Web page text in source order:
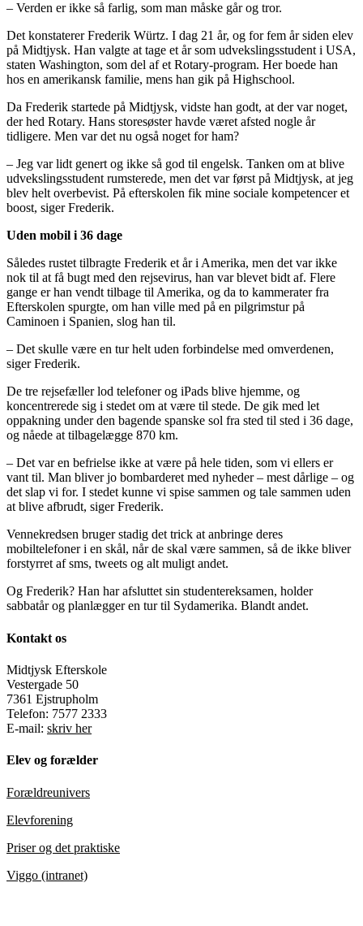
– Verden er ikke så farlig, som man måske går og tror.
Det konstaterer Frederik Würtz. I dag 21 år, og for fem år siden elev
på Midtjysk. Han valgte at tage et år som udvekslingsstudent i USA,
staten Washington, som del af et Rotary-program. Her boede han
hos en amerikansk familie, mens han gik på Highschool.
Da Frederik startede på Midtjysk, vidste han godt, at der var noget,
der hed Rotary. Hans storesøster havde været afsted nogle år
tidligere. Men var det nu også noget for ham?
– Jeg var lidt genert og ikke så god til engelsk. Tanken om at blive
udvekslingsstudent rumsterede, men det var først på Midtjysk, at jeg
blev helt overbevist. På efterskolen fik mine sociale kompetencer et
boost, siger Frederik.
Uden mobil i 36 dage
Således rustet tilbragte Frederik et år i Amerika, men det var ikke
nok til at få bugt med den rejsevirus, han var blevet bidt af. Flere
gange er han vendt tilbage til Amerika, og da to kammerater fra
Efterskolen spurgte, om han ville med på en pilgrimstur på
Caminoen i Spanien, slog han til.
– Det skulle være en tur helt uden forbindelse med omverdenen,
siger Frederik.
De tre rejsefæller lod telefoner og iPads blive hjemme, og
koncentrerede sig i stedet om at være til stede. De gik med let
oppakning under den bagende spanske sol fra sted til sted i 36 dage,
og nåede at tilbagelægge 870 km.
– Det var en befrielse ikke at være på hele tiden, som vi ellers er
vant til. Man bliver jo bombarderet med nyheder – mest dårlige – og
det slap vi for. I stedet kunne vi spise sammen og tale sammen uden
at blive afbrudt, siger Frederik.
Vennekredsen bruger stadig det trick at anbringe deres
mobiltelefoner i en skål, når de skal være sammen, så de ikke bliver
forstyrret af sms, tweets og alt muligt andet.
Og Frederik? Han har afsluttet sin studentereksamen, holder
sabbatår og planlægger en tur til Sydamerika. Blandt andet.
Kontakt os
Midtjysk Efterskole
Vestergade 50
7361 Ejstrupholm
Telefon: 7577 2333
E-mail: skriv her
Elev og forælder
Forældreunivers
Elevforening
Priser og det praktiske
Viggo (intranet)